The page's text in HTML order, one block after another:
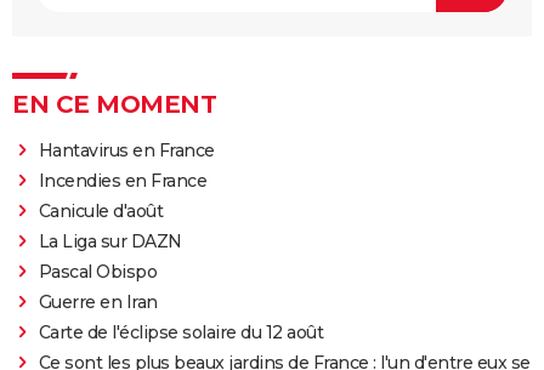
EN CE MOMENT
Hantavirus en France
Incendies en France
Canicule d'août
La Liga sur DAZN
Pascal Obispo
Guerre en Iran
Carte de l'éclipse solaire du 12 août
Ce sont les plus beaux jardins de France : l'un d'entre eux se